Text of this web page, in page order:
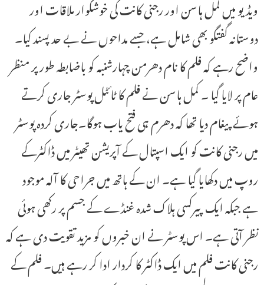
ویڈیو میں کمل ہاسن اور رجنی کانت کی خوشگوار ملاقات اور
دوستانہ گفتگو بھی شامل ہے، جسے مداحوں نے بے حد پسند کیا۔
واضح رہے کہ فلم کا نام دھرمن چہارشنبہ کو باضابطہ طور پر منظر
عام پر لایا گیا ۔ کمل ہاسن نے فلم کا ٹائٹل پوسٹر جاری کرتے
ہوئے پیغام دیا تھا کہ دھرم ہی فتح یاب ہوگا۔جاری کردہ پوسٹر
میں رجنی کانت کو ایک اسپتال کے آپریشن تھیٹر میں ڈاکٹرکے
روپ میں دکھایا گیا ہے۔ ان کے ہاتھ میں جراحی کا آلہ موجود
ہے جبکہ ایک پیرکسی ہلاک شدہ غنڈے کے جسم پر رکھی ہوئی
نظر آتی ہے۔ اس پوسٹر نے ان خبروں کو مزید تقویت دی ہے کہ
رجنی کانت فلم میں ایک ڈاکٹر کا کردار ادا کر رہے ہیں۔ فلم کے